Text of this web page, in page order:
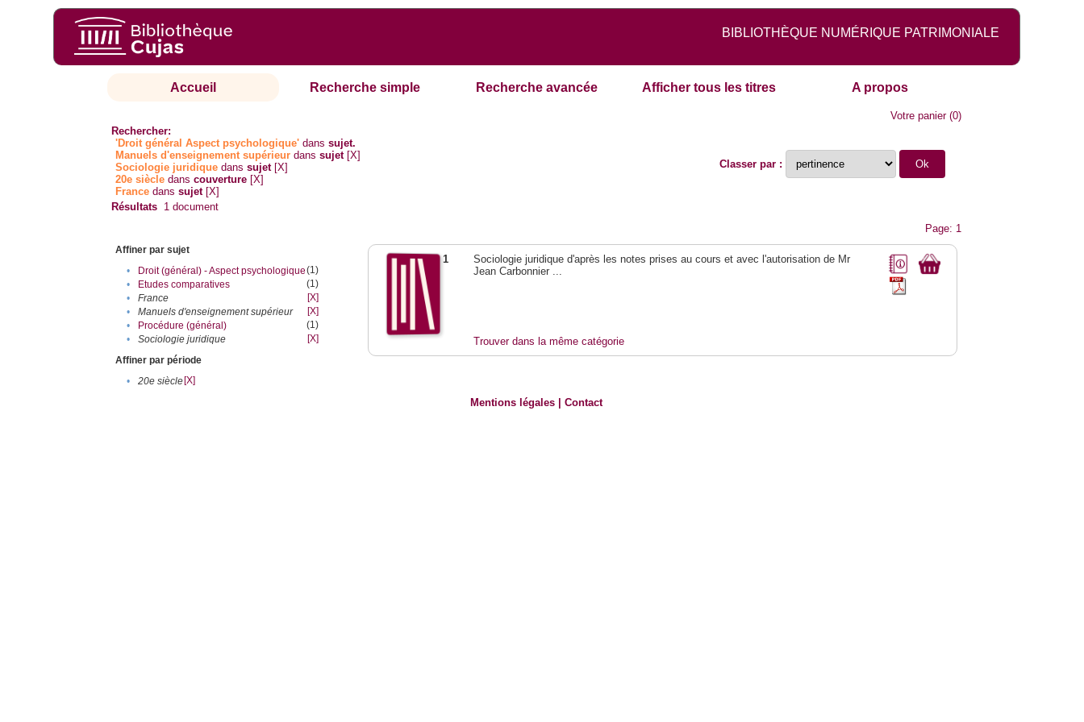
BIBLIOTHÈQUE NUMÉRIQUE PATRIMONIALE
Accueil Recherche simple Recherche avancée Afficher tous les titres A propos
Votre panier(0)
Rechercher:
'Droit général Aspect psychologique' danssujet.
Manuels d'enseignement supérieur danssujet [X]
Sociologie juridique danssujet [X]
20e siècle danscouverture [X]
France danssujet [X]
Classer par :
Résultats 1 document
Page: 1
Affiner par sujet
•
Droit (général) - Aspect psychologique(1)
•
Etudes comparatives
(1)
•
France
[X]
•
Manuels d'enseignement supérieur
[X]
•
Procédure (général)
(1)
•
Sociologie juridique
[X]
Affiner par période
•
20e siècle[X]
1
Sociologie juridique d'après les notes prises au cours et avec l'autorisation de Mr
Jean Carbonnier ...
Trouver dans la même catégorie
Mentions légales |Contact